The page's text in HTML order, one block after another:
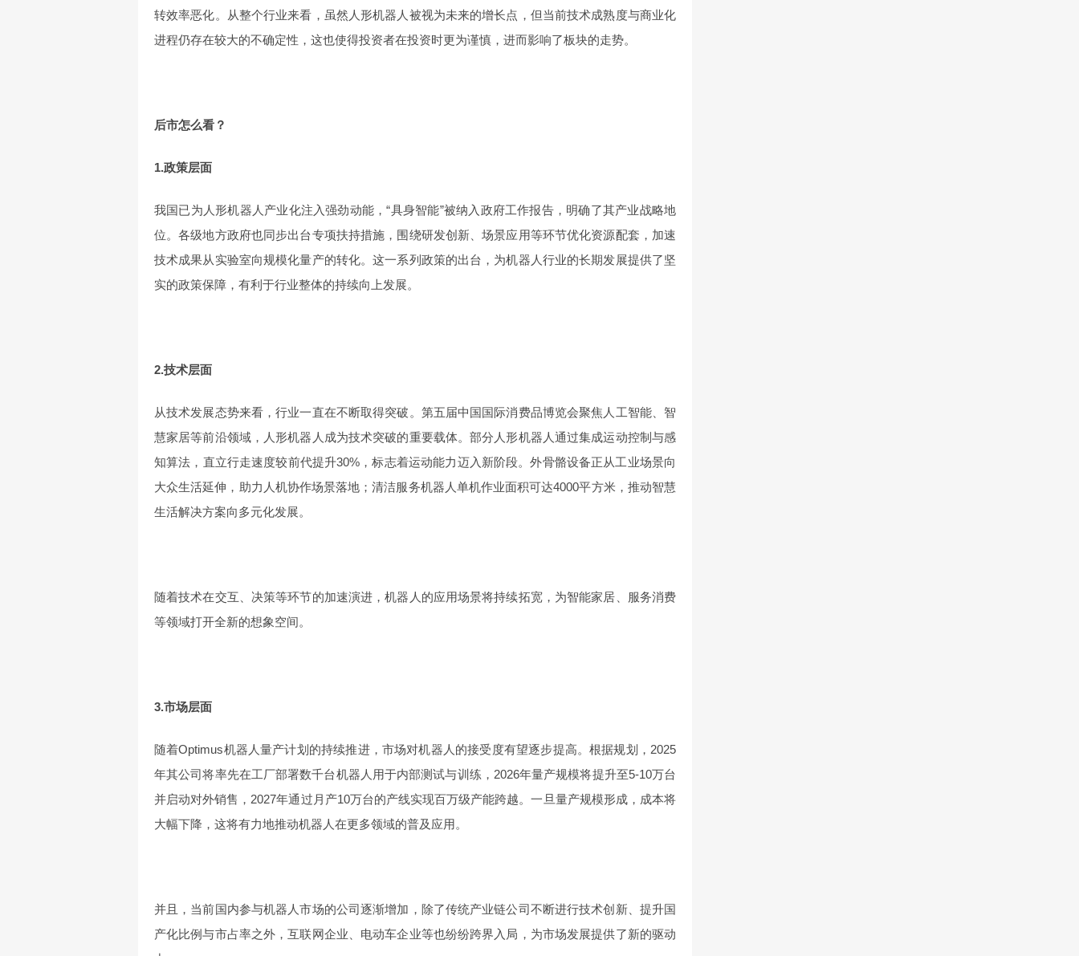
转效率恶化。从整个行业来看，虽然人形机器人被视为未来的增长点，但当前技术成熟度与商业化
进程仍存在较大的不确定性，这也使得投资者在投资时更为谨慎，进而影响了板块的走势。
后市怎么看？
1.政策层面
我国已为人形机器人产业化注入强劲动能，“具身智能”被纳入政府工作报告，明确了其产业战略地
位。各级地方政府也同步出台专项扶持措施，围绕研发创新、场景应用等环节优化资源配套，加速
技术成果从实验室向规模化量产的转化。这一系列政策的出台，为机器人行业的长期发展提供了坚
实的政策保障，有利于行业整体的持续向上发展。
2.技术层面
从技术发展态势来看，行业一直在不断取得突破。第五届中国国际消费品博览会聚焦人工智能、智
慧家居等前沿领域，人形机器人成为技术突破的重要载体。部分人形机器人通过集成运动控制与感
知算法，直立行走速度较前代提升30%，标志着运动能力迈入新阶段。外骨骼设备正从工业场景向
大众生活延伸，助力人机协作场景落地；清洁服务机器人单机作业面积可达4000平方米，推动智慧
生活解决方案向多元化发展。
随着技术在交互、决策等环节的加速演进，机器人的应用场景将持续拓宽，为智能家居、服务消费
等领域打开全新的想象空间。
3.市场层面
随着Optimus机器人量产计划的持续推进，市场对机器人的接受度有望逐步提高。根据规划，2025
年其公司将率先在工厂部署数千台机器人用于内部测试与训练，2026年量产规模将提升至5-10万台
并启动对外销售，2027年通过月产10万台的产线实现百万级产能跨越。一旦量产规模形成，成本将
大幅下降，这将有力地推动机器人在更多领域的普及应用。
并且，当前国内参与机器人市场的公司逐渐增加，除了传统产业链公司不断进行技术创新、提升国
产化比例与市占率之外，互联网企业、电动车企业等也纷纷跨界入局，为市场发展提供了新的驱动